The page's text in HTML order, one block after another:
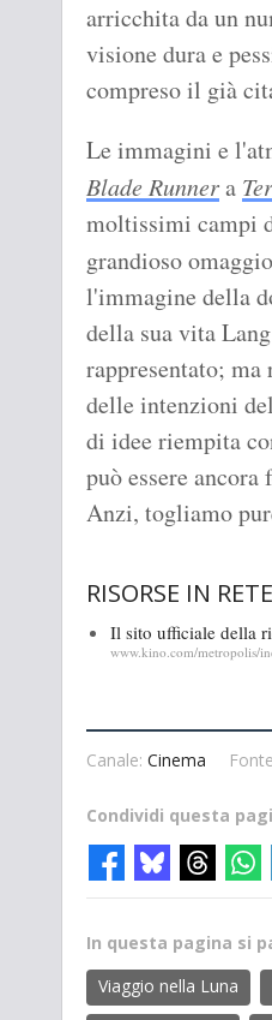
arricchita da un
visione dura e
compreso il già
Le immagini e
Blade Runnera
moltissimi campi
grandioso
l'immagine della
della sua vita
rappresentato;
delle intenzioni
di idee riempita
può essere
Anzi, togliamo
RISORSE IN RETE
Il sito ufficiale della
www.kino.com/metropolis/
Canale: Cinema
Condividi questa
In questa pagina si
Viaggio nella Luna